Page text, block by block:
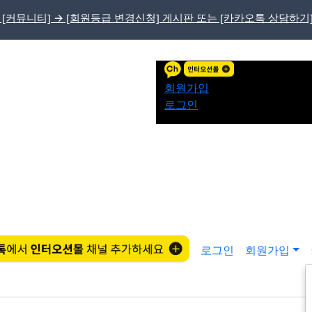
커뮤니티] → [회원등급 변경신청] 게시판 또는 [카카오톡 상담하
회원가입
로그인
로그인 회원가입